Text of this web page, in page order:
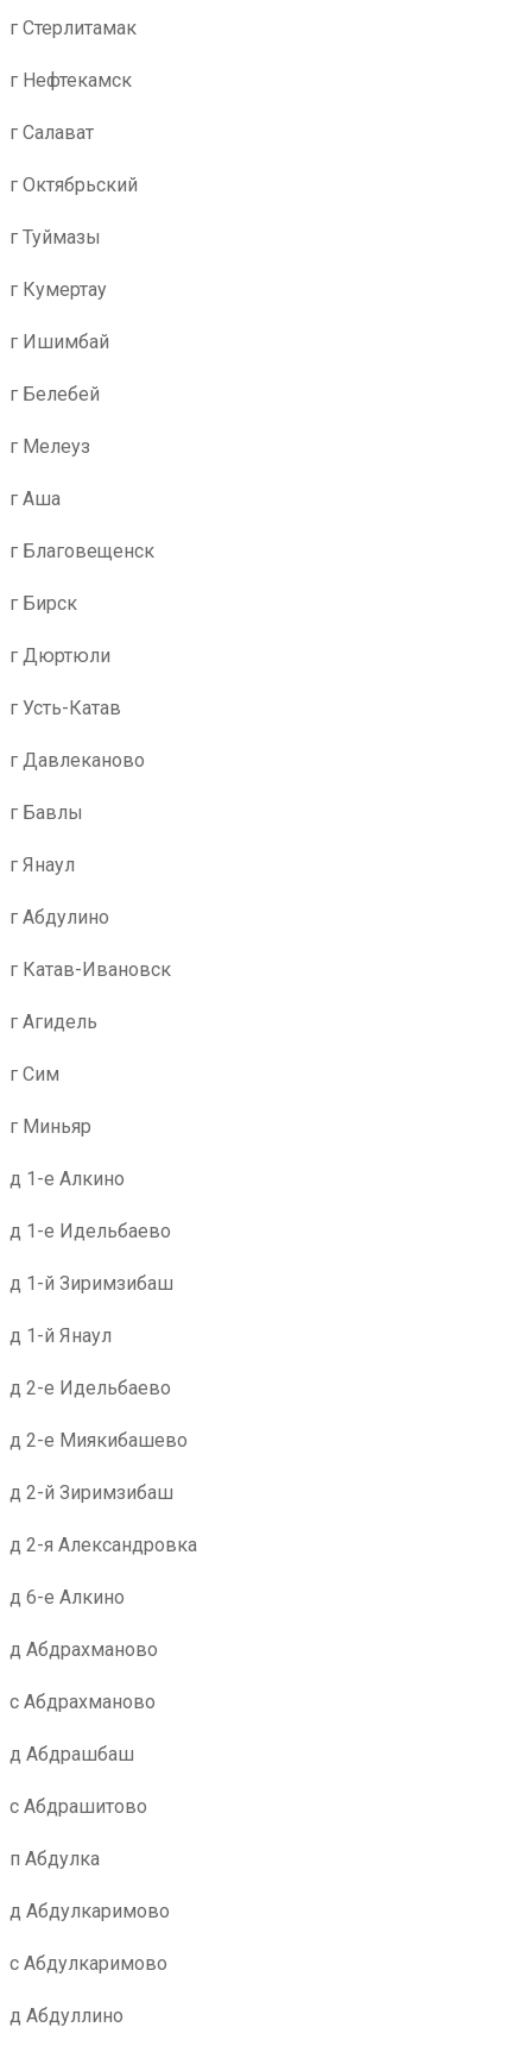
г Стерлитамак
г Нефтекамск
г Салават
г Октябрьский
г Туймазы
г Кумертау
г Ишимбай
г Белебей
г Мелеуз
г Аша
г Благовещенск
г Бирск
г Дюртюли
г Усть-Катав
г Давлеканово
г Бавлы
г Янаул
г Абдулино
г Катав-Ивановск
г Агидель
г Сим
г Миньяр
д 1-е Алкино
д 1-е Идельбаево
д 1-й Зиримзибаш
д 1-й Янаул
д 2-е Идельбаево
д 2-е Миякибашево
д 2-й Зиримзибаш
д 2-я Александровка
д 6-е Алкино
д Абдрахманово
с Абдрахманово
д Абдрашбаш
с Абдрашитово
п Абдулка
д Абдулкаримово
с Абдулкаримово
д Абдуллино